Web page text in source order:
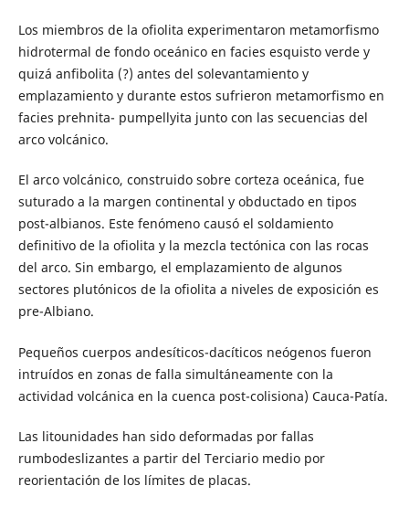
Los miembros de la ofiolita experimentaron metamorfismo
hidrotermal de fondo oceánico en facies esquisto verde y
quizá anfibolita (?) antes del solevantamiento y
emplazamiento y durante estos sufrieron metamorfismo en
facies prehnita- pumpellyita junto con las secuencias del
arco volcánico.
El arco volcánico, construido sobre corteza oceánica, fue
suturado a la margen continental y obductado en tipos
post-albianos. Este fenómeno causó el soldamiento
definitivo de la ofiolita y la mezcla tectónica con las rocas
del arco. Sin embargo, el emplazamiento de algunos
sectores plutónicos de la ofiolita a niveles de exposición es
pre-Albiano.
Pequeños cuerpos andesíticos-dacíticos neógenos fueron
intruídos en zonas de falla simultáneamente con la
actividad volcánica en la cuenca post-colisiona) Cauca-Patía.
Las litounidades han sido deformadas por fallas
rumbodeslizantes a partir del Terciario medio por
reorientación de los límites de placas.